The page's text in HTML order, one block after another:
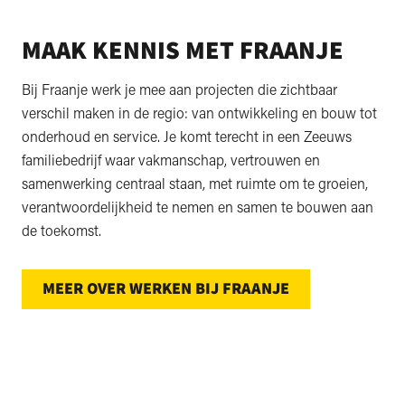
MAAK KENNIS MET FRAANJE
Bij Fraanje werk je mee aan projecten die zichtbaar
verschil maken in de regio: van ontwikkeling en bouw tot
onderhoud en service. Je komt terecht in een Zeeuws
familiebedrijf waar vakmanschap, vertrouwen en
samenwerking centraal staan, met ruimte om te groeien,
verantwoordelijkheid te nemen en samen te bouwen aan
de toekomst.
MEER OVER WERKEN BIJ FRAANJE